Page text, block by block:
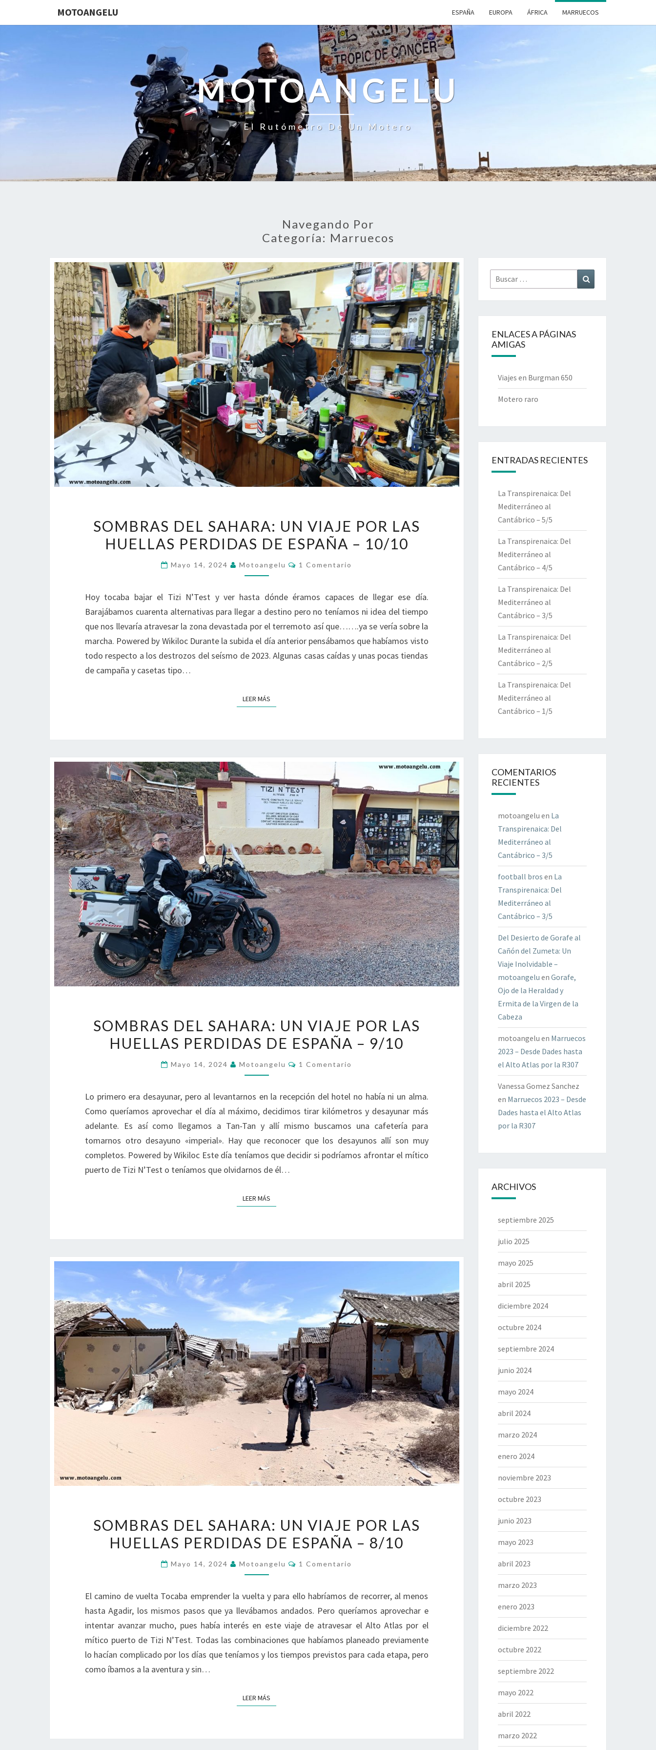
MOTOANGELU ESPAÑA EUROPA ÁFRICA MARRUECOS
MOTOANGELU
El Rutómetro De Un Motero
Navegando Por
Categoría: Marruecos
DEL
SAHARA:
VIAJE
LAS
HUELLAS
PERDIDAS
DE
ESPAÑA
SOMBRAS DEL SAHARA: UN VIAJE POR LAS
HUELLAS PERDIDAS DE ESPAÑA – 10/10
Mayo 14, 2024 Motoangelu Comentarios
1 Comentario
Hoy tocaba bajar el Tizi N’Test y ver hasta dónde éramos capaces de llegar ese día.
Barajábamos cuarenta alternativas para llegar a destino pero no teníamos ni idea del tiempo
que nos llevaría atravesar la zona devastada por el terremoto así que…….ya se vería sobre la
marcha. Powered by Wikiloc Durante la subida el día anterior pensábamos que habíamos visto
todo respecto a los destrozos del seísmo de 2023. Algunas casas caídas y unas pocas tiendas
de campaña y casetas tipo…
LEER MÁS
DEL
SAHARA:
VIAJE
LAS
HUELLAS
PERDIDAS
DE
ESPAÑA
–
SOMBRAS DEL SAHARA: UN VIAJE POR LAS
HUELLAS PERDIDAS DE ESPAÑA – 9/10
Mayo 14, 2024 Motoangelu Comentarios
1 Comentario
Lo primero era desayunar, pero al levantarnos en la recepción del hotel no había ni un alma.
Como queríamos aprovechar el día al máximo, decidimos tirar kilómetros y desayunar más
adelante. Es así como llegamos a Tan-Tan y allí mismo buscamos una cafetería para
tomarnos otro desayuno «imperial». Hay que reconocer que los desayunos allí son muy
completos. Powered by Wikiloc Este día teníamos que decidir si podríamos afrontar el mítico
puerto de Tizi N’Test o teníamos que olvidarnos de él…
LEER MÁS
DEL
SAHARA:
VIAJE
LAS
HUELLAS
PERDIDAS
DE
ESPAÑA
SOMBRAS DEL SAHARA: UN VIAJE POR LAS
HUELLAS PERDIDAS DE ESPAÑA – 8/10
Mayo 14, 2024 Motoangelu Comentarios
1 Comentario
El camino de vuelta Tocaba emprender la vuelta y para ello habríamos de recorrer, al menos
hasta Agadir, los mismos pasos que ya llevábamos andados. Pero queríamos aprovechar e
intentar avanzar mucho, pues había interés en este viaje de atravesar el Alto Atlas por el
mítico puerto de Tizi N’Test. Todas las combinaciones que habíamos planeado previamente
lo hacían complicado por los días que teníamos y los tiempos previstos para cada etapa, pero
como íbamos a la aventura y sin…
LEER MÁS
Buscar
por:
ENLACES A PÁGINAS
AMIGAS
Viajes en Burgman 650
Motero raro
ENTRADAS RECIENTES
La Transpirenaica: Del
Mediterráneo al
Cantábrico – 5/5
La Transpirenaica: Del
Mediterráneo al
Cantábrico – 4/5
La Transpirenaica: Del
Mediterráneo al
Cantábrico – 3/5
La Transpirenaica: Del
Mediterráneo al
Cantábrico – 2/5
La Transpirenaica: Del
Mediterráneo al
Cantábrico – 1/5
COMENTARIOS
RECIENTES
motoangelu en La
Transpirenaica: Del
Mediterráneo al
Cantábrico – 3/5
football bros en La
Transpirenaica: Del
Mediterráneo al
Cantábrico – 3/5
Del Desierto de Gorafe al
Cañón del Zumeta: Un
Viaje Inolvidable –
motoangelu en Gorafe,
Ojo de la Heraldad y
Ermita de la Virgen de la
Cabeza
motoangelu en Marruecos
2023 – Desde Dades hasta
el Alto Atlas por la R307
Vanessa Gomez Sanchez
en Marruecos 2023 – Desde
Dades hasta el Alto Atlas
por la R307
ARCHIVOS
septiembre 2025
julio 2025
mayo 2025
abril 2025
diciembre 2024
octubre 2024
septiembre 2024
junio 2024
mayo 2024
abril 2024
marzo 2024
enero 2024
noviembre 2023
octubre 2023
junio 2023
mayo 2023
abril 2023
marzo 2023
enero 2023
diciembre 2022
octubre 2022
septiembre 2022
mayo 2022
abril 2022
marzo 2022